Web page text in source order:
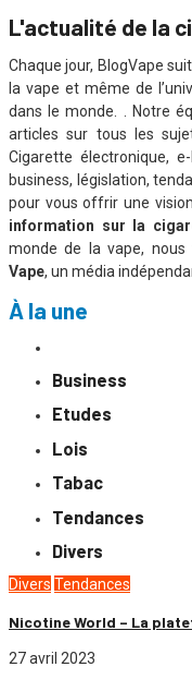
L'actualité de la
Chaque jour, BlogVape
la vape et même de
dans le monde. . Notre
articles sur tous les
Cigarette électronique,
business, législation,
pour vous offrir une
information sur la
monde de la vape, nous
Vape, un média
À la une
Business
Etudes
Lois
Tabac
Tendances
Divers
Divers Tendances
Nicotine World – La
27 avril 2023